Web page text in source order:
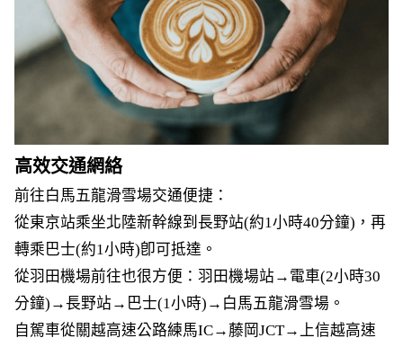
高效交通網絡
前往白馬五龍滑雪場交通便捷：
從東京站乘坐北陸新幹線到長野站(約1小時40分鐘)，再
轉乘巴士(約1小時)卽可抵達。
從羽田機場前往也很方便：羽田機場站→電車(2小時30
分鐘)→長野站→巴士(1小時)→白馬五龍滑雪場。
自駕車從關越高速公路練馬IC→藤岡JCT→上信越高速